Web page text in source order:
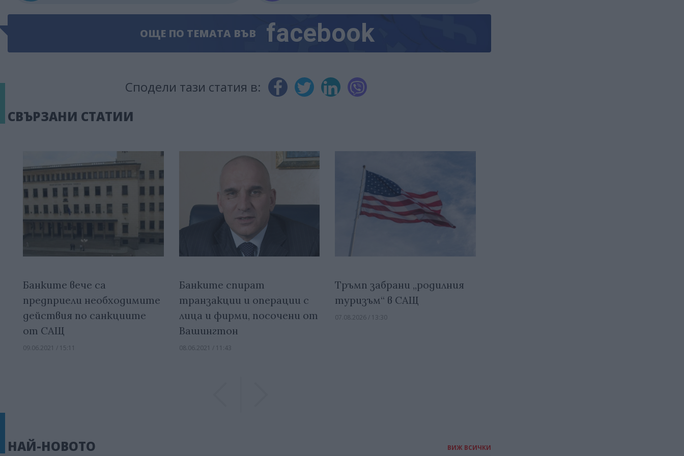
ОЩЕ ПО ТЕМАТА ВЪВ facebook
Сподели тази статия в:
СВЪРЗАНИ СТАТИИ
Банките вече са
предприели необходимите
действия по санкциите
от САЩ
09.06.2021 / 15:11
Банките спират
транзакции и операции с
лица и фирми, посочени от
Вашингтон
08.06.2021 / 11:43
Тръмп забрани „родилния
туризъм“ в САЩ
07.08.2026 / 13:30
НАЙ-НОВОТО ВИЖ ВСИЧКИ